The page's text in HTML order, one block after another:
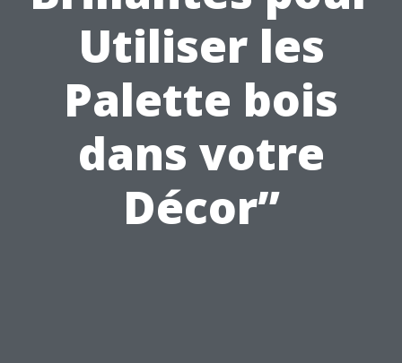
Utiliser les
Palette bois
dans votre
Décor”